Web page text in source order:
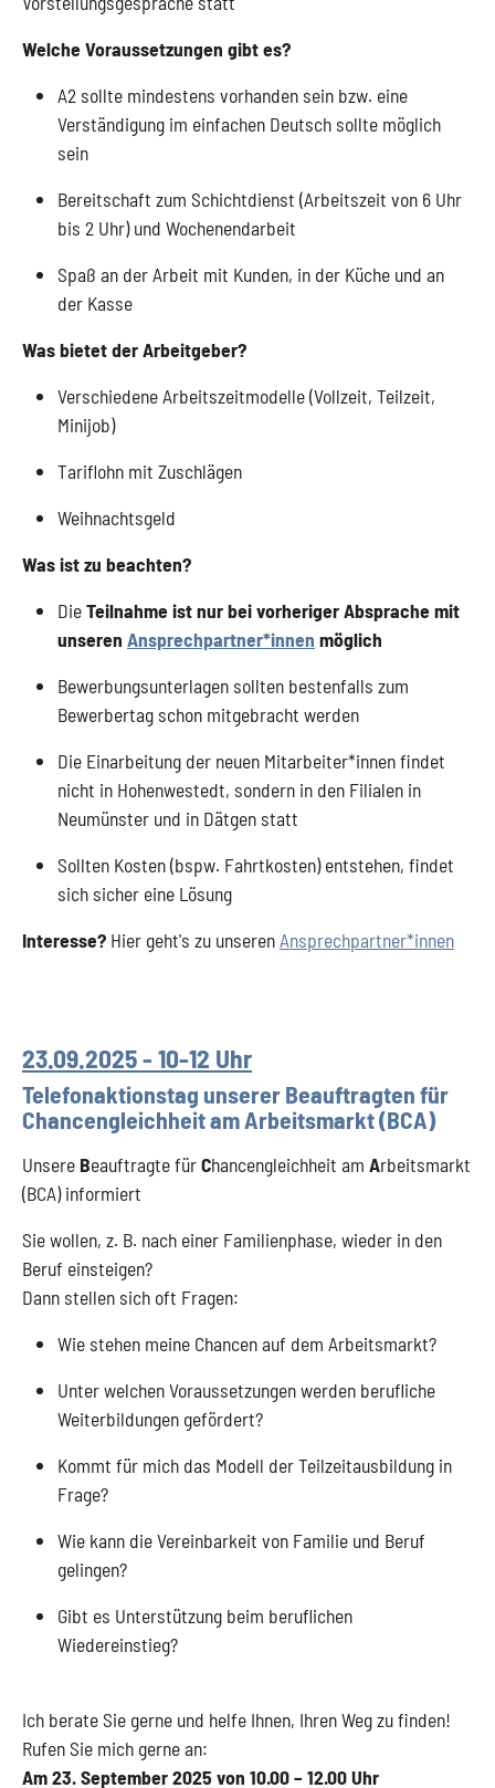
Welche Voraussetzungen gibt es?
A2 sollte mindestens vorhanden sein bzw. eine
Verständigung im einfachen Deutsch sollte möglich
sein
Bereitschaft zum Schichtdienst (Arbeitszeit von 6 Uhr
bis 2 Uhr) und Wochenendarbeit
Spaß an der Arbeit mit Kunden, in der Küche und an
der Kasse
Was bietet der Arbeitgeber?
Verschiedene Arbeitszeitmodelle (Vollzeit, Teilzeit,
Minijob)
Tariflohn mit Zuschlägen
Weihnachtsgeld
Was ist zu beachten?
DieTeilnahme ist nur bei vorheriger Absprache mit
unseren Ansprechpartner*innen möglich
Bewerbungsunterlagen sollten bestenfalls zum
Bewerbertag schon mitgebracht werden
Die Einarbeitung der neuen Mitarbeiter*innen findet
nicht in Hohenwestedt, sondern in den Filialen in
Neumünster und in Dätgen statt
Sollten Kosten (bspw. Fahrtkosten) entstehen, findet
sich sicher eine Lösung
Interesse? Hier geht's zu unserenAnsprechpartner*innen
23.09.2025 - 10-12 Uhr
Telefonaktionstag unserer Beauftragten für
Chancengleichheit am Arbeitsmarkt (BCA)
Unsere Beauftragte fürChancengleichheit am Arbeitsmarkt
(BCA) informiert
Sie wollen, z. B. nach einer Familienphase, wieder in den
Beruf einsteigen?
Dann stellen sich oft Fragen:
Wie stehen meine Chancen auf dem Arbeitsmarkt?
Unter welchen Voraussetzungen werden berufliche
Weiterbildungen gefördert?
Kommt für mich das Modell der Teilzeitausbildung in
Frage?
Wie kann die Vereinbarkeit von Familie und Beruf
gelingen?
Gibt es Unterstützung beim beruflichen
Wiedereinstieg?
Ich berate Sie gerne und helfe Ihnen, Ihren Weg zu finden!
Rufen Sie mich gerne an:
Am 23. September 2025 von 10.00 – 12.00 Uhr